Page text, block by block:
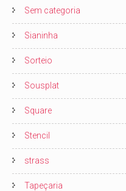
Sem categoria
Sianinha
Sorteio
Sousplat
Square
Stencil
strass
Tapeçaria